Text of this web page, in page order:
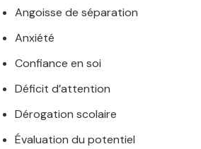
Angoisse de séparation
Anxiété
Confiance en soi
Déficit d’attention
Dérogation scolaire
Évaluation du potentiel